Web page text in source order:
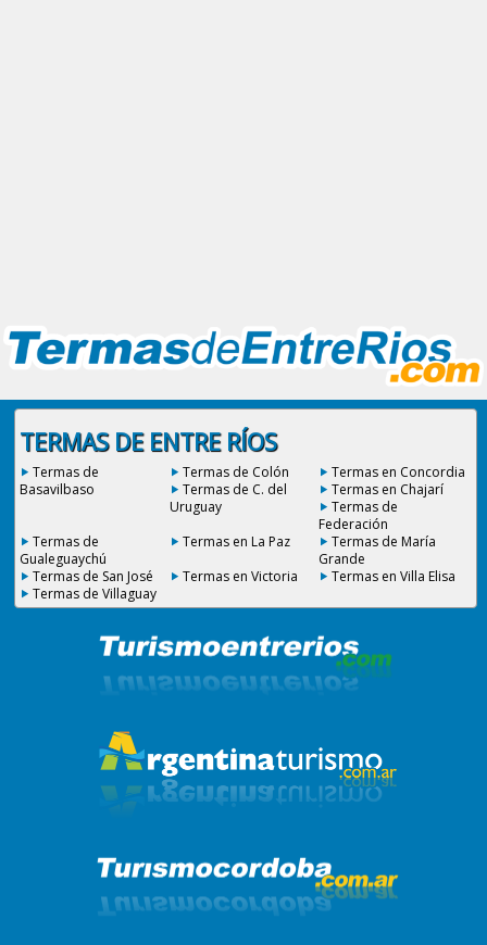
TERMAS DE ENTRE RÍOS
Termas de
Basavilbaso
Termas de Colón
Termas en Concordia
Termas de C. del
Uruguay
Termas en Chajarí
Termas de
Federación
Termas de
Gualeguaychú
Termas en La Paz
Termas de María
Grande
Termas de San José
Termas en Victoria
Termas en Villa Elisa
Termas de Villaguay